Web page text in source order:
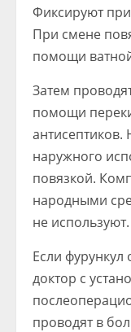
Фиксируют
При смене
помощи
Затем
помощи
антисептиков.
наружного
повязкой.
народными
не используют.
Если
доктор с
проводят в